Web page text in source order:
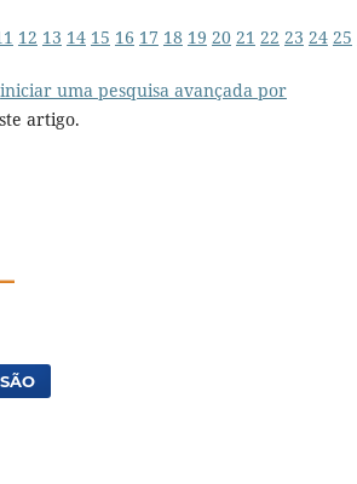
12 13 14 15 16 17 18 19 20 21 22 23 24 25
iniciar uma pesquisa avançada por
artigo.